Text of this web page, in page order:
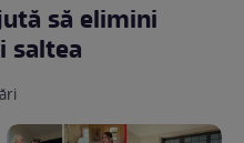
să elimini
saltea